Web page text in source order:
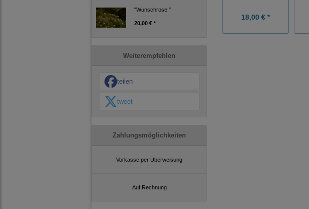
"Wunschrose "
20,00 € *
Weiterempfehlen
teilen
tweet
Zahlungsmöglichkeiten
Vorkasse per Überweisung
Auf Rechnung
18,00 € *